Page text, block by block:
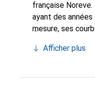
française
ayant des
mesure, ses
marque Noreve
Afficher plus